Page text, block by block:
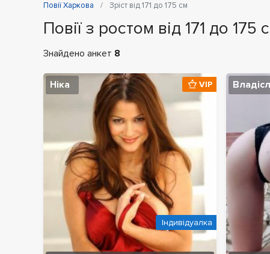
Повії Харкова Зріст від 171 до 175 см
Повії з ростом від 171 до 175
Знайдено анкет 8
Ніка VIP
Індивідуалка